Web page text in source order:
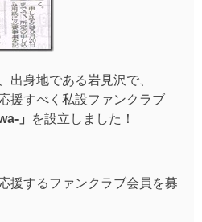
出身地である岩見沢で、
援すべく私設ファンクラブ
」
を設立しました！
援するファンクラブ会員を募